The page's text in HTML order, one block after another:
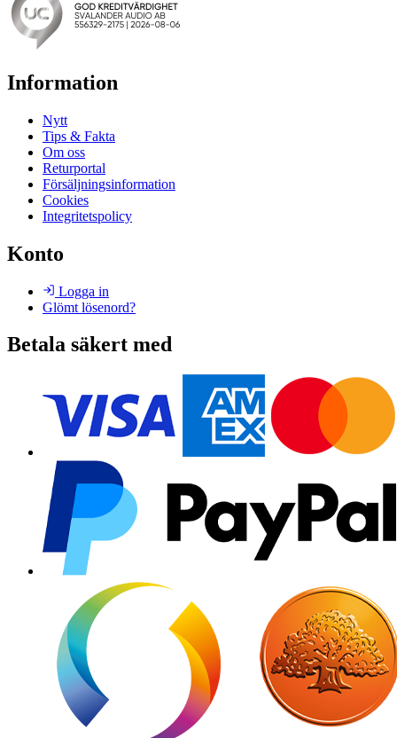
Information
Nytt
Tips & Fakta
Om oss
Returportal
Försäljningsinformation
Cookies
Integritetspolicy
Konto
Logga in
Glömt lösenord?
Betala säkert med